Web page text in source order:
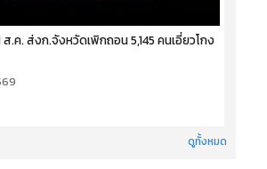
ส.ค. ส่งก.จังหวัดเพิกถอน 5,145 คนเอี่ยวโกง
ดูทั้งหมด